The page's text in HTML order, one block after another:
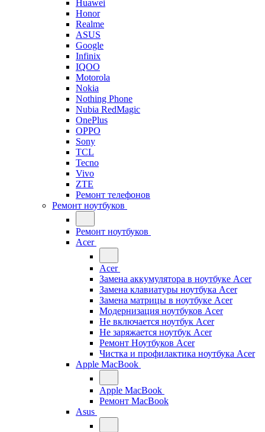
Huawei
Honor
Realme
ASUS
Google
Infinix
IQOO
Motorola
Nokia
Nothing Phone
Nubia RedMagic
OnePlus
OPPO
Sony
TCL
Tecno
Vivo
ZTE
Ремонт телефонов
Ремонт ноутбуков
Ремонт ноутбуков
Acer
Acer
Замена аккумулятора в ноутбуке Acer
Замена клавиатуры ноутбука Acer
Замена матрицы в ноутбуке Acer
Модернизация ноутбуков Acer
Не включается ноутбук Acer
Не заряжается ноутбук Acer
Ремонт Ноутбуков Acer
Чистка и профилактика ноутбука Acer
Apple MacBook
Apple MacBook
Ремонт MacBook
Asus